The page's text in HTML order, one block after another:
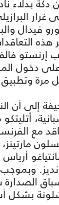
دكة بدلاء
غرار
فيدال
إرنستو
دخول
وتطبيق
إلى أن
مع